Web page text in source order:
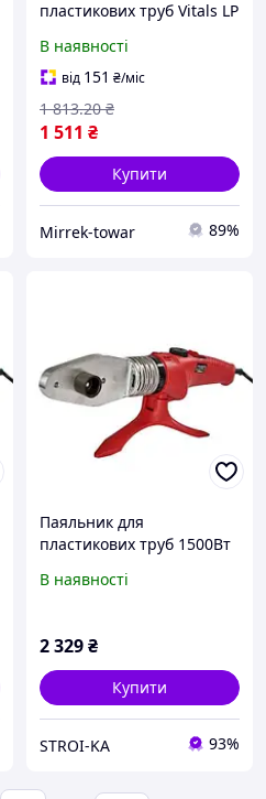
пластикових труб Vitals LP
В наявності
від 151 ₴/міс
1 511 ₴
1 813.20 ₴
Купити
Mirrek-towar 89%
Паяльник для
пластикових труб 1500Вт
В наявності
2 329₴
Купити
STROI-KA 93%